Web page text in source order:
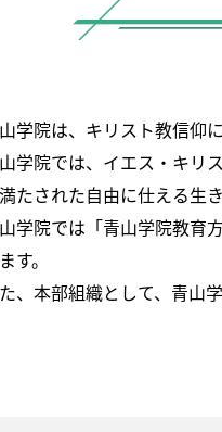
学院は、キリスト教信仰
学院では、イエス・キリ
たされた自由に仕える生
学院では「青山学院教育
す。
、本部組織として、青山